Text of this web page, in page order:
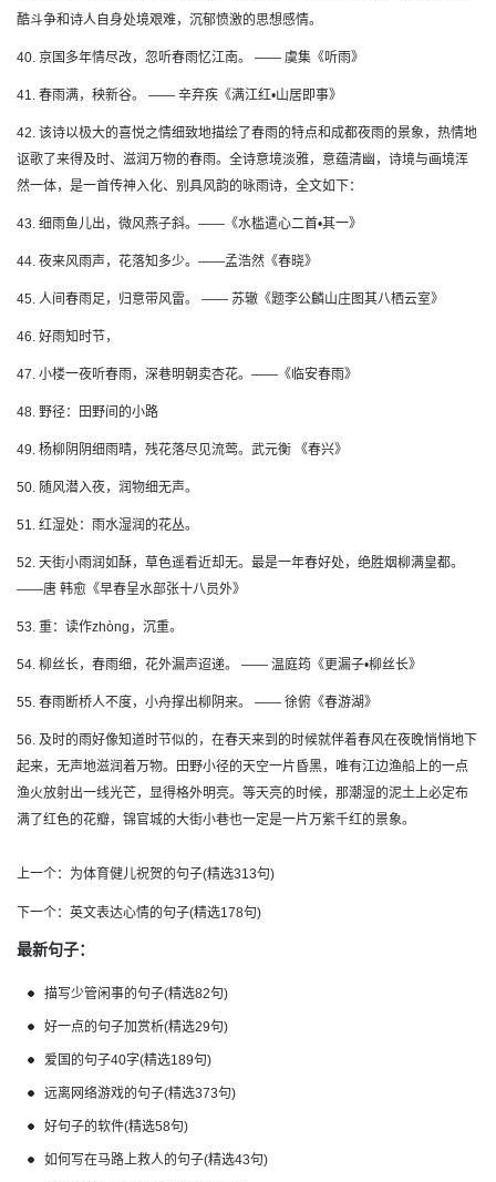
酷斗争和诗人自身处境艰难，沉郁愤激的思想感情。
40. 京国多年情尽改，忽听春雨忆江南。 —— 虞集《听雨》
41. 春雨满，秧新谷。 —— 辛弃疾《满江红•山居即事》
42. 该诗以极大的喜悦之情细致地描绘了春雨的特点和成都夜雨的景象，热情地
讴歌了来得及时、滋润万物的春雨。全诗意境淡雅，意蕴清幽，诗境与画境浑
然一体，是一首传神入化、别具风韵的咏雨诗，全文如下：
43. 细雨鱼儿出，微风燕子斜。——《水槛遣心二首•其一》
44. 夜来风雨声，花落知多少。——孟浩然《春晓》
45. 人间春雨足，归意带风雷。 —— 苏辙《题李公麟山庄图其八栖云室》
46. 好雨知时节，
47. 小楼一夜听春雨，深巷明朝卖杏花。——《临安春雨》
48. 野径：田野间的小路
49. 杨柳阴阴细雨晴，残花落尽见流莺。武元衡 《春兴》
50. 随风潜入夜，润物细无声。
51. 红湿处：雨水湿润的花丛。
52. 天街小雨润如酥，草色遥看近却无。最是一年春好处，绝胜烟柳满皇都。
——唐 韩愈《早春呈水部张十八员外》
53. 重：读作zhòng，沉重。
54. 柳丝长，春雨细，花外漏声迢递。 —— 温庭筠《更漏子•柳丝长》
55. 春雨断桥人不度，小舟撑出柳阴来。 —— 徐俯《春游湖》
56. 及时的雨好像知道时节似的，在春天来到的时候就伴着春风在夜晚悄悄地下
起来，无声地滋润着万物。田野小径的天空一片昏黑，唯有江边渔船上的一点
渔火放射出一线光芒，显得格外明亮。等天亮的时候，那潮湿的泥土上必定布
满了红色的花瓣，锦官城的大街小巷也一定是一片万紫千红的景象。
上一个： 为体育健儿祝贺的句子(精选313句)
下一个： 英文表达心情的句子(精选178句)
最新句子：
描写少管闲事的句子(精选82句)
好一点的句子加赏析(精选29句)
爱国的句子40字(精选189句)
远离网络游戏的句子(精选373句)
好句子的软件(精选58句)
如何写在马路上救人的句子(精选43句)